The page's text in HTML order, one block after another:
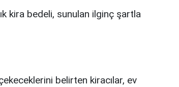
kira bedeli, sunulan ilginç şartla
belirten kiracılar, ev